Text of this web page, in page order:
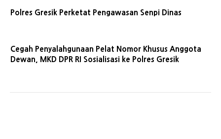
Polres Gresik Perketat Pengawasan Senpi Dinas
Cegah Penyalahgunaan Pelat Nomor Khusus Anggota
Dewan, MKD DPR RI Sosialisasi ke Polres Gresik